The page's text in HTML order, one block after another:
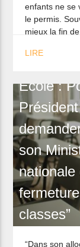
enfants ne se
le permis.
mieux la fin
LIRE
Ecole :
son
classes”
“Dans son